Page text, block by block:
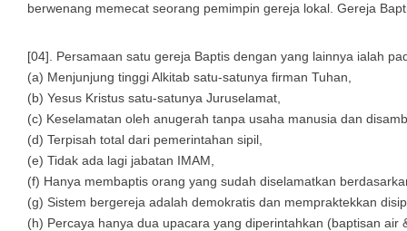
berwenang memecat seorang pemimpin gereja lokal. Gereja
[04]. Persamaan satu gereja Baptis dengan yang lainnya ialah
(a) Menjunjung tinggi Alkitab satu-satunya firman Tuhan,
(b) Yesus Kristus satu-satunya Juruselamat,
(c) Keselamatan oleh anugerah tanpa usaha manusia dan
(d) Terpisah total dari pemerintahan sipil,
(e) Tidak ada lagi jabatan IMAM,
(f) Hanya membaptis orang yang sudah diselamatkan
(g) Sistem bergereja adalah demokratis dan mempraktekkan
(h) Percaya hanya dua upacara yang diperintahkan (baptisan